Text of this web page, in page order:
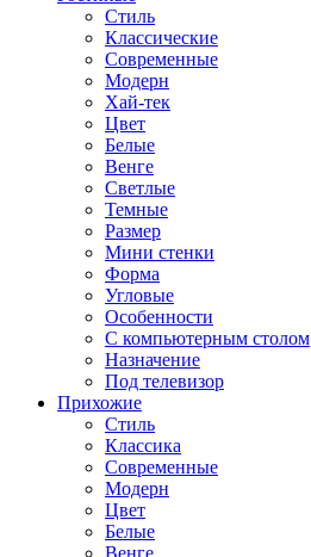
Стиль
Классические
Современные
Модерн
Хай-тек
Цвет
Белые
Венге
Светлые
Темные
Размер
Мини стенки
Форма
Угловые
Особенности
С компьютерным столом
Назначение
Под телевизор
Прихожие
Стиль
Классика
Современные
Модерн
Цвет
Белые
Венге